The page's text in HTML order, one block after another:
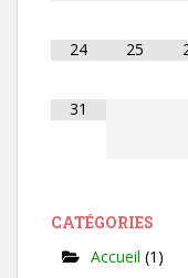
24 25
31
CATÉGORIES
Accueil (1)